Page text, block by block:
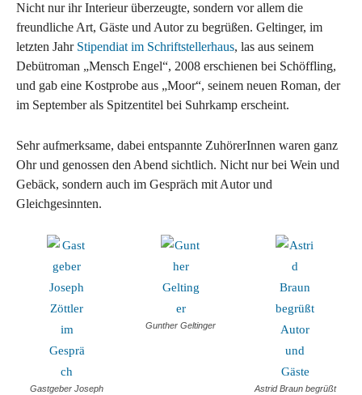
Nicht nur ihr Interieur überzeugte, sondern vor allem die
freundliche Art, Gäste und Autor zu begrüßen. Geltinger, im
letzten Jahr Stipendiat im Schriftstellerhaus, las aus seinem
Debütroman „Mensch Engel“, 2008 erschienen bei Schöffling,
und gab eine Kostprobe aus „Moor“, seinem neuen Roman, der
im September als Spitzentitel bei Suhrkamp erscheint.
Sehr aufmerksame, dabei entspannte ZuhörerInnen waren ganz
Ohr und genossen den Abend sichtlich. Nicht nur bei Wein und
Gebäck, sondern auch im Gespräch mit Autor und
Gleichgesinnten.
Gastgeber Joseph
Gunther Geltinger
Astrid Braun begrüßt